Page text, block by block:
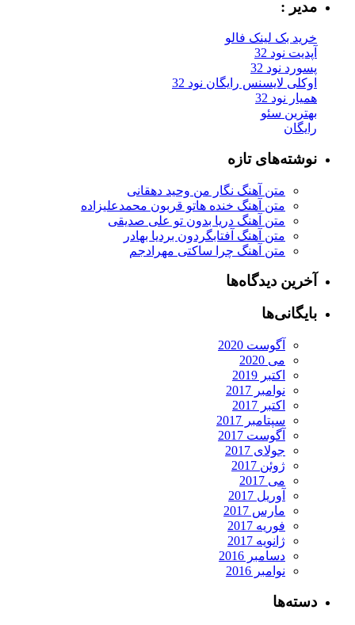
مدیر :
خرید بک لینک فالو
آپدیت نود 32
پسورد نود 32
اوکلی لایسنس رایگان نود 32
همیار نود 32
بهترین سئو
رایگان
نوشته‌های تازه
متن آهنگ نگار من وحید دهقانی
متن آهنگ خنده هاتو قربون محمدعلیزاده
متن آهنگ دریا بدون تو علی صدیقی
متن آهنگ آفتابگردون بردیا بهادر
متن آهنگ چرا ساکتی مهرادجم
آخرین دیدگاه‌ها
بایگانی‌ها
آگوست 2020
می 2020
اکتبر 2019
نوامبر 2017
اکتبر 2017
سپتامبر 2017
آگوست 2017
جولای 2017
ژوئن 2017
می 2017
آوریل 2017
مارس 2017
فوریه 2017
ژانویه 2017
دسامبر 2016
نوامبر 2016
دسته‌ها